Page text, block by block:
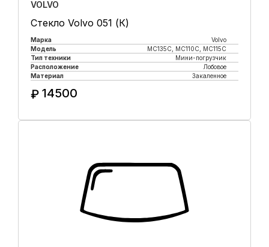
VOLVO
Стекло Volvo 051 (К)
Марка
Volvo
Модель
MC135C, MC110C, MC115C
Тип техники
Мини-погрузчик
Расположение
Лобовое
Материал
Закаленное
₽ 14500